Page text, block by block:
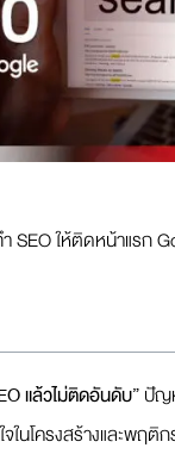
SEO ให้ติดหน้าแรก
แล้วไม่ติดอันดับ”ปัญ
จในโครงสร้างและพฤ